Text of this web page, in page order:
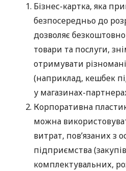
Бізнес-картка, яка
безпосередньо до
дозволяє
товари та послуги,
отримувати
(наприклад, кешбек
у магазинах-
Корпоративна
можна
витрат, пов’язаних з
підприємства
комплектувальних,